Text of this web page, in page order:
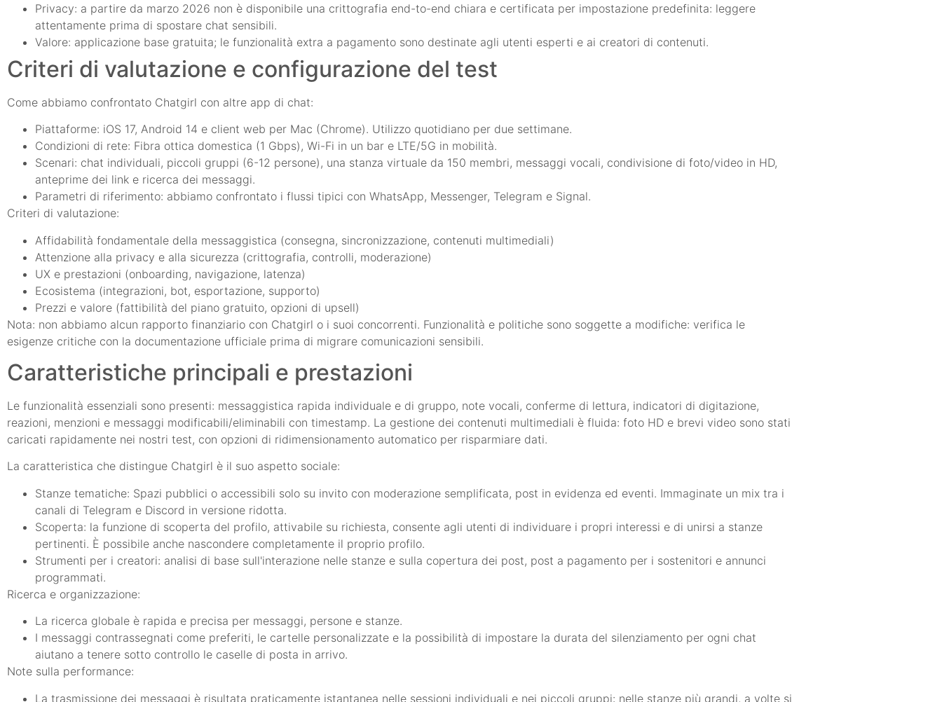
Privacy: a partire da marzo 2026 non è disponibile una crittografia end-to-end chiara e certificata per impostazione predefinita: leggere
attentamente prima di spostare chat sensibili.
Valore: applicazione base gratuita; le funzionalità extra a pagamento sono destinate agli utenti esperti e ai creatori di contenuti.
Criteri di valutazione e configurazione del test
Come abbiamo confrontato Chatgirl con altre app di chat:
Piattaforme: iOS 17, Android 14 e client web per Mac (Chrome). Utilizzo quotidiano per due settimane.
Condizioni di rete: Fibra ottica domestica (1 Gbps), Wi-Fi in un bar e LTE/5G in mobilità.
Scenari: chat individuali, piccoli gruppi (6-12 persone), una stanza virtuale da 150 membri, messaggi vocali, condivisione di foto/video in HD,
anteprime dei link e ricerca dei messaggi.
Parametri di riferimento: abbiamo confrontato i flussi tipici con WhatsApp, Messenger, Telegram e Signal.
Criteri di valutazione:
Affidabilità fondamentale della messaggistica (consegna, sincronizzazione, contenuti multimediali)
Attenzione alla privacy e alla sicurezza (crittografia, controlli, moderazione)
UX e prestazioni (onboarding, navigazione, latenza)
Ecosistema (integrazioni, bot, esportazione, supporto)
Prezzi e valore (fattibilità del piano gratuito, opzioni di upsell)
Nota: non abbiamo alcun rapporto finanziario con Chatgirl o i suoi concorrenti. Funzionalità e politiche sono soggette a modifiche: verifica le
esigenze critiche con la documentazione ufficiale prima di migrare comunicazioni sensibili.
Caratteristiche principali e prestazioni
Le funzionalità essenziali sono presenti: messaggistica rapida individuale e di gruppo, note vocali, conferme di lettura, indicatori di digitazione,
reazioni, menzioni e messaggi modificabili/eliminabili con timestamp. La gestione dei contenuti multimediali è fluida: foto HD e brevi video sono stati
caricati rapidamente nei nostri test, con opzioni di ridimensionamento automatico per risparmiare dati.
La caratteristica che distingue Chatgirl è il suo aspetto sociale:
Stanze tematiche: Spazi pubblici o accessibili solo su invito con moderazione semplificata, post in evidenza ed eventi. Immaginate un mix tra i
canali di Telegram e Discord in versione ridotta.
Scoperta: la funzione di scoperta del profilo, attivabile su richiesta, consente agli utenti di individuare i propri interessi e di unirsi a stanze
pertinenti. È possibile anche nascondere completamente il proprio profilo.
Strumenti per i creatori: analisi di base sull'interazione nelle stanze e sulla copertura dei post, post a pagamento per i sostenitori e annunci
programmati.
Ricerca e organizzazione:
La ricerca globale è rapida e precisa per messaggi, persone e stanze.
I messaggi contrassegnati come preferiti, le cartelle personalizzate e la possibilità di impostare la durata del silenziamento per ogni chat
aiutano a tenere sotto controllo le caselle di posta in arrivo.
Note sulla performance:
La trasmissione dei messaggi è risultata praticamente istantanea nelle sessioni individuali e nei piccoli gruppi: nelle stanze più grandi, a volte si